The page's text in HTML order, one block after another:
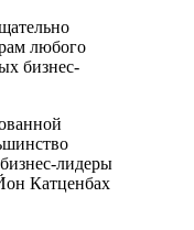
любого
бизнес-
лидеры
Катценбах